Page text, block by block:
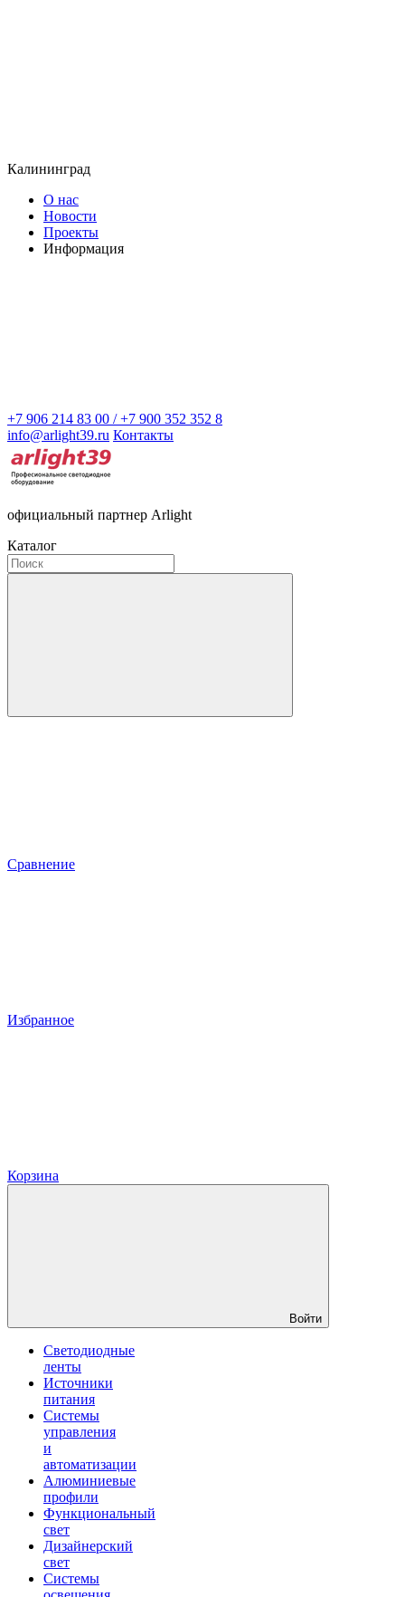
Калининград
О нас
Новости
Проекты
Информация
+7 906 214 83 00 / +7 900 352 352 8
info@arlight39.ru Контакты
официальный партнер Arlight
Каталог
Сравнение
Избранное
Корзина
Войти
Светодиодные
ленты
Источники
питания
Системы
управления
и
автоматизации
Алюминиевые
профили
Функциональный
свет
Дизайнерский
свет
Системы